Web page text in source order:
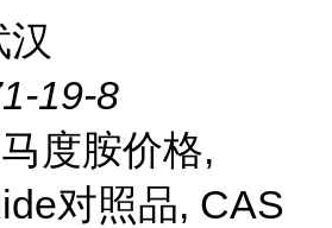
19-8
度胺价格,
对照品, CAS